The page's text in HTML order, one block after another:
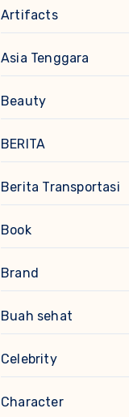
Artifacts
Asia Tenggara
Beauty
BERITA
Berita Transportasi
Book
Brand
Buah sehat
Celebrity
Character